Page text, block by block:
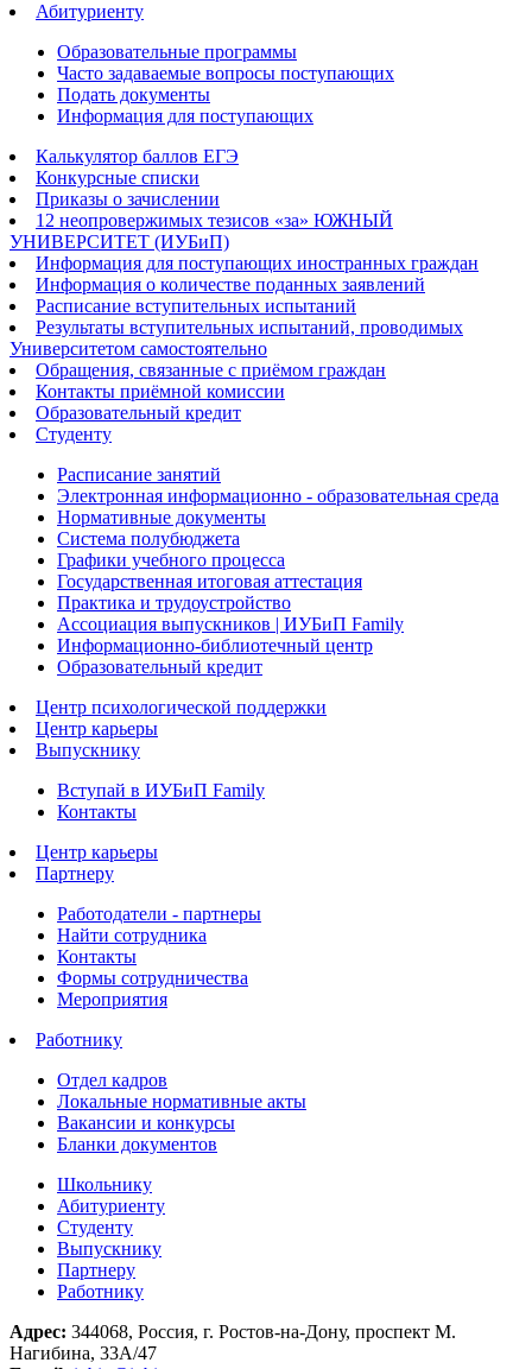
Абитуриенту
Образовательные программы
Часто задаваемые вопросы поступающих
Подать документы
Информация для поступающих
Калькулятор баллов ЕГЭ
Конкурсные списки
Приказы о зачислении
12 неопровержимых тезисов «за» ЮЖНЫЙ
УНИВЕРСИТЕТ (ИУБиП)
Информация для поступающих иностранных граждан
Информация о количестве поданных заявлений
Расписание вступительных испытаний
Результаты вступительных испытаний, проводимых
Университетом самостоятельно
Обращения, связанные с приёмом граждан
Контакты приёмной комиссии
Образовательный кредит
Студенту
Расписание занятий
Электронная информационно - образовательная среда
Нормативные документы
Система полубюджета
Графики учебного процесса
Государственная итоговая аттестация
Практика и трудоустройство
Ассоциация выпускников | ИУБиП Family
Информационно-библиотечный центр
Образовательный кредит
Центр психологической поддержки
Центр карьеры
Выпускнику
Вступай в ИУБиП Family
Контакты
Центр карьеры
Партнеру
Работодатели - партнеры
Найти сотрудника
Контакты
Формы сотрудничества
Мероприятия
Работнику
Отдел кадров
Локальные нормативные акты
Вакансии и конкурсы
Бланки документов
Школьнику
Абитуриенту
Студенту
Выпускнику
Партнеру
Работнику
Адрес: 344068, Россия, г. Ростов-на-Дону, проспект М.
Нагибина, 33А/47